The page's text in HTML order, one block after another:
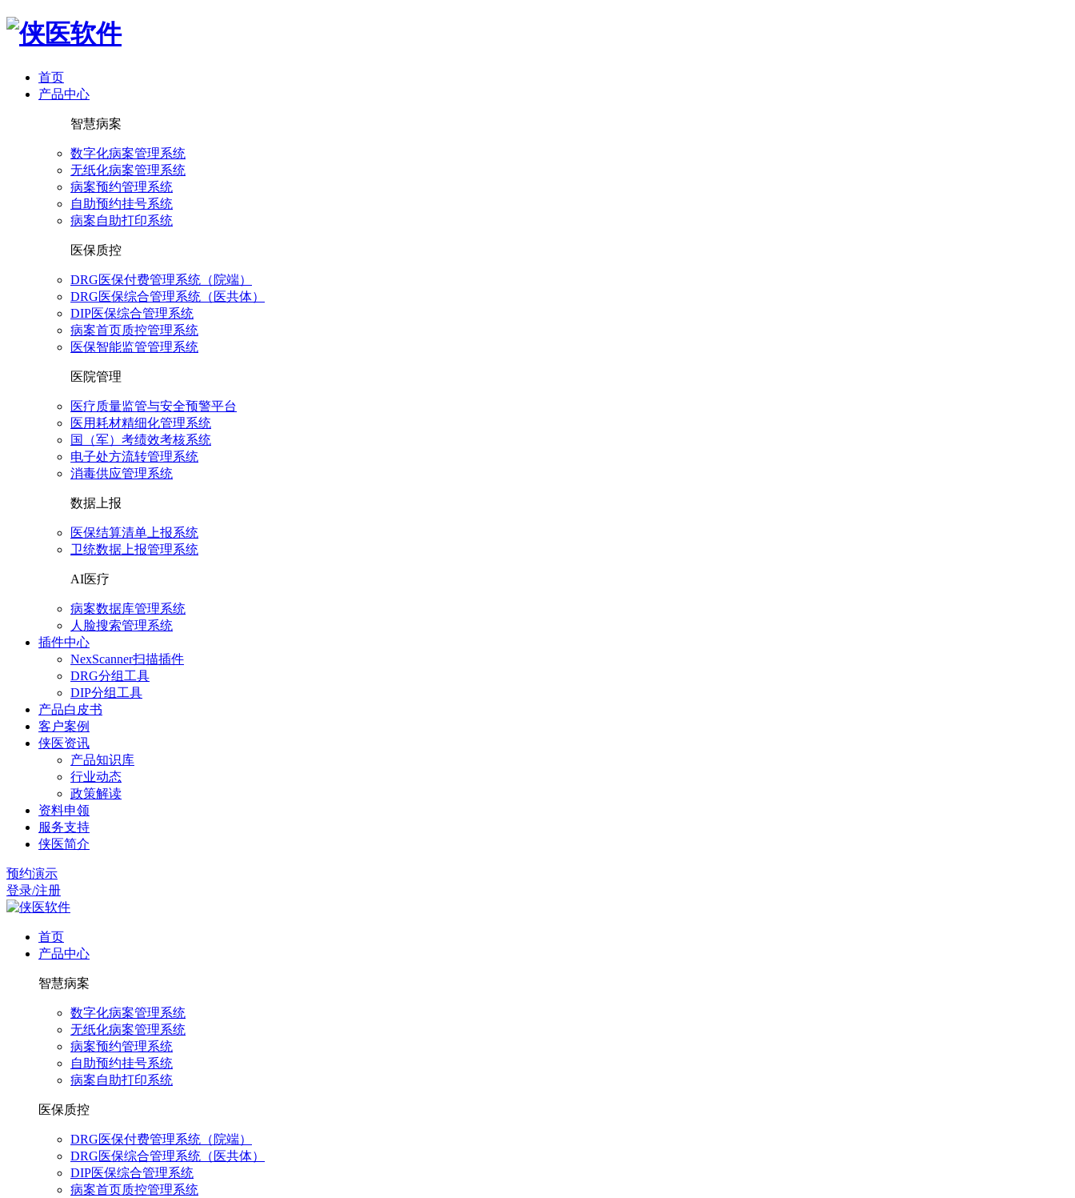
首页
产品中心
智慧病案
数字化病案管理系统
无纸化病案管理系统
病案预约管理系统
自助预约挂号系统
病案自助打印系统
医保质控
DRG医保付费管理系统（院端）
DRG医保综合管理系统（医共体）
DIP医保综合管理系统
病案首页质控管理系统
医保智能监管管理系统
医院管理
医疗质量监管与安全预警平台
医用耗材精细化管理系统
国（军）考绩效考核系统
电子处方流转管理系统
消毒供应管理系统
数据上报
医保结算清单上报系统
卫统数据上报管理系统
AI医疗
病案数据库管理系统
人脸搜索管理系统
插件中心
NexScanner扫描插件
DRG分组工具
DIP分组工具
产品白皮书
客户案例
侠医资讯
产品知识库
行业动态
政策解读
资料申领
服务支持
侠医简介
预约演示
登录/注册
首页
产品中心
智慧病案
数字化病案管理系统
无纸化病案管理系统
病案预约管理系统
自助预约挂号系统
病案自助打印系统
医保质控
DRG医保付费管理系统（院端）
DRG医保综合管理系统（医共体）
DIP医保综合管理系统
病案首页质控管理系统